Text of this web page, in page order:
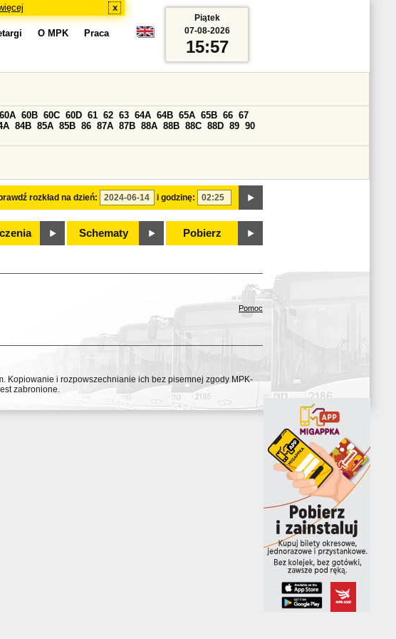
x
O MPK Praca
rozkład na dzień: i godzinę:
60A 60B 60C 60D 61 62 63 64A 64B 65A 65B 66 67
84B 85A 85B 86 87A 87B 88A 88B 88C 88D 89 90
Schematy Pobierz
Piątek
07-08-2026
15:57
Pomoc
Kopiowanie i rozpowszechnianie ich bez pisemnej zgody MPK-
zabronione.